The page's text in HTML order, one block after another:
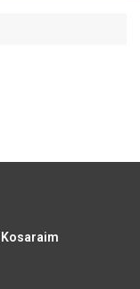
Kosaraim